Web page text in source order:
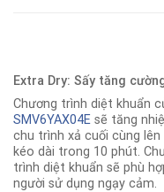
Extra Dry: Sấy tăng
Chương trình diệt khuẩn
SMV6YAX04E sẽ tăng
chu trình xả cuối cùng lên
kéo dài trong 10 phút.
trình diệt khuẩn sẽ phù
người sử dụng ngạy cảm.